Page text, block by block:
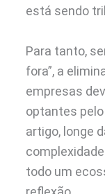
está sendo
Para tanto,
fora”, a
empresas
optantes
artigo, longe
todo um